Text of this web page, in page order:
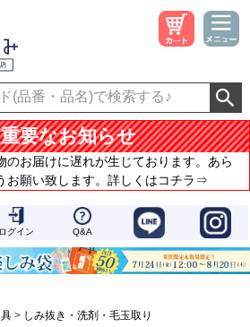
要なお知らせ
のお届けに遅れが生じております。あら
お願い致します。詳しくはコチラ⇒
ログイン Q&A
しみ抜き・洗剤・毛玉取り